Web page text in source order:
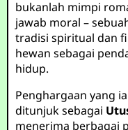
bukanlah mimpi
jawab moral –
tradisi spiritual dan
hewan sebagai
hidup.
Penghargaan yang
ditunjuk sebagai
menerima berbagai